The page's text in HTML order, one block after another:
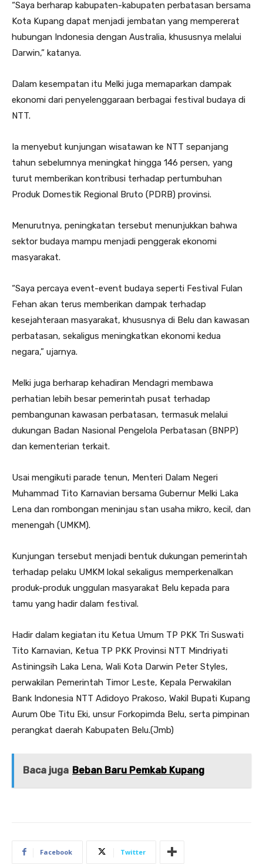
“Saya berharap kabupaten-kabupaten perbatasan bersama
Kota Kupang dapat menjadi jembatan yang mempererat
hubungan Indonesia dengan Australia, khususnya melalui
Darwin,” katanya.
Dalam kesempatan itu Melki juga memaparkan dampak
ekonomi dari penyelenggaraan berbagai festival budaya di
NTT.
Ia menyebut kunjungan wisatawan ke NTT sepanjang
tahun sebelumnya meningkat hingga 146 persen, yang
turut memberikan kontribusi terhadap pertumbuhan
Produk Domestik Regional Bruto (PDRB) provinsi.
Menurutnya, peningkatan tersebut menunjukkan bahwa
sektor budaya mampu menjadi penggerak ekonomi
masyarakat.
“Saya percaya event-event budaya seperti Festival Fulan
Fehan akan terus memberikan dampak terhadap
kesejahteraan masyarakat, khususnya di Belu dan kawasan
perbatasan, sekaligus meningkatkan ekonomi kedua
negara,” ujarnya.
Melki juga berharap kehadiran Mendagri membawa
perhatian lebih besar pemerintah pusat terhadap
pembangunan kawasan perbatasan, termasuk melalui
dukungan Badan Nasional Pengelola Perbatasan (BNPP)
dan kementerian terkait.
Usai mengikuti parade tenun, Menteri Dalam Negeri
Muhammad Tito Karnavian bersama Gubernur Melki Laka
Lena dan rombongan meninjau stan usaha mikro, kecil, dan
menengah (UMKM).
Kunjungan tersebut menjadi bentuk dukungan pemerintah
terhadap pelaku UMKM lokal sekaligus memperkenalkan
produk-produk unggulan masyarakat Belu kepada para
tamu yang hadir dalam festival.
Hadir dalam kegiatan itu Ketua Umum TP PKK Tri Suswati
Tito Karnavian, Ketua TP PKK Provinsi NTT Mindriyati
Astiningsih Laka Lena, Wali Kota Darwin Peter Styles,
perwakilan Pemerintah Timor Leste, Kepala Perwakilan
Bank Indonesia NTT Adidoyo Prakoso, Wakil Bupati Kupang
Aurum Obe Titu Eki, unsur Forkopimda Belu, serta pimpinan
perangkat daerah Kabupaten Belu.(Jmb)
Baca juga Beban Baru Pemkab Kupang
Facebook Twitter